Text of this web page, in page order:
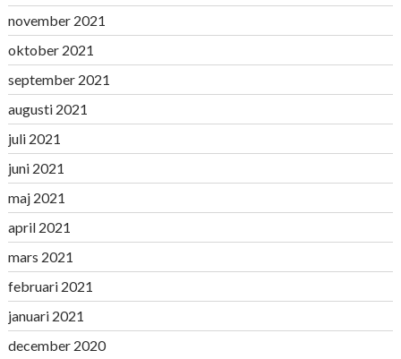
november 2021
oktober 2021
september 2021
augusti 2021
juli 2021
juni 2021
maj 2021
april 2021
mars 2021
februari 2021
januari 2021
december 2020